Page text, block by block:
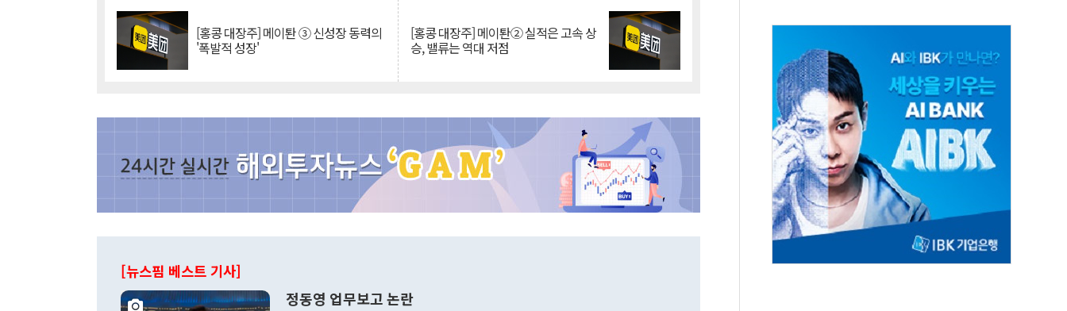
[홍콩 대장주] 메이퇀 ③ 신성장 동력의
'폭발적 성장'
[홍콩 대장주] 메이퇀② 실적은 고속 상
승, 밸류는 역대 저점
[뉴스핌 베스트 기사]
정동영 업무보고 논란